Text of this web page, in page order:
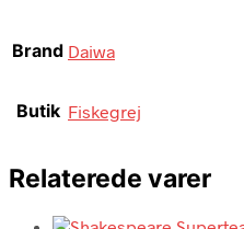
Brand Daiwa
Butik Fiskegrej
Relaterede varer